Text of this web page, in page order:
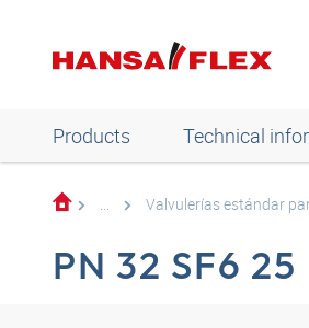
Products Technical
... Valvulerías estándar
PN 32 SF6 25